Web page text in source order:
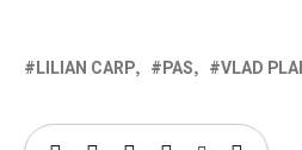
LILIAN CARP PAS VLAD